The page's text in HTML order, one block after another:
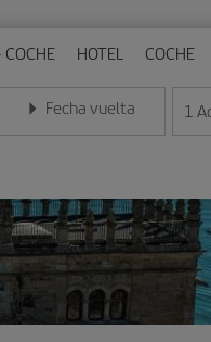
COCHE HOTEL COCHE
en formato día/mes/año
Fecha vuelta
Introduce la fecha en 1